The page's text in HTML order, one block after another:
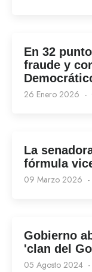
En 32
fraude y
26 Enero 2026
La
fórmula
09 Marzo 2026
Gobierno
'clan del
05 Agosto 2024